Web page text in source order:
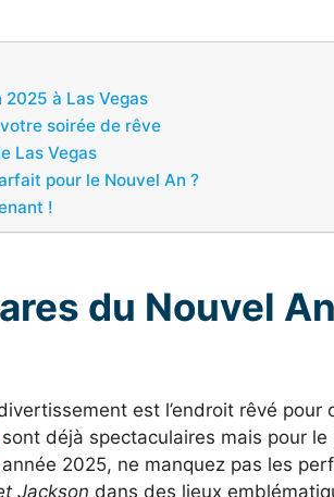
à Las Vegas
soirée de rêve
Las Vegas
pour le Nouvel An ?
!
du Nouvel
est l’endroit rêvé pour
sont déjà spectaculaires mais pour
2025, ne manquez pas les
Jackson dans des lieux